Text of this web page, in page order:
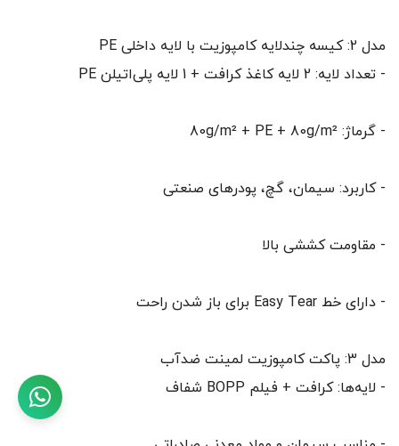
مدل 2: کیسه چندلایه کامپوزیت با لایه داخلی PE
- تعداد لایه: 2 لایه کاغذ کرافت + 1 لایه پلی‌اتیلن PE
- گرماژ: 80g/m² + PE + 80g/m²
- کاربرد: سیمان، گچ، پودرهای صنعتی
- مقاومت کششی بالا
- دارای خط Easy Tear برای باز شدن راحت
مدل 3: پاکت کامپوزیت لمینت ضدآب
- لایه‌ها: کرافت + فیلم BOPP شفاف